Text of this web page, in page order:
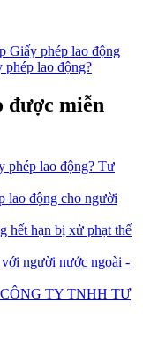
Giấy phép lao động
lao động?
được miễn
phép lao động? Tư
lao động cho người
hết hạn bị xử phạt thế
người nước ngoài -
CÔNG TY TNHH TƯ